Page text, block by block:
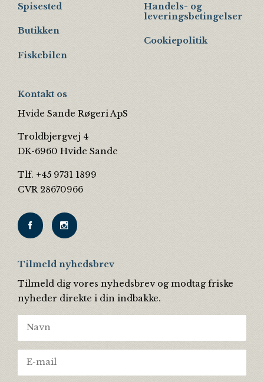
Spisested
Butikken
Fiskebilen
Handels- og
leveringsbetingelser
Cookiepolitik
Kontakt os
Hvide Sande Røgeri ApS
Troldbjergvej 4
DK-6960 Hvide Sande
Tlf. +45 9731 1899
CVR 28670966
Tilmeld nyhedsbrev
Tilmeld dig vores nyhedsbrev og modtag friske
nyheder direkte i din indbakke.